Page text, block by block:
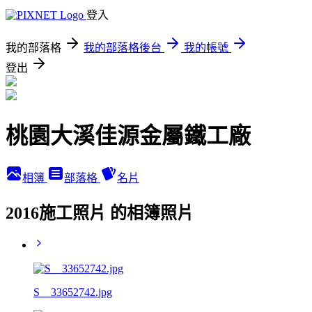
登入
我的部落格 我的部落格後台
我的帳號
登出
桃園大溪佳源金屬鐵工廠
相簿 部落格 名片
2016施工照片 的相簿照片
S__33652742.jpg